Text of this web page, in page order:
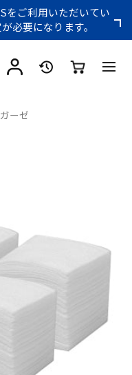
をご利用いただいてい
必要になります。
ーゼ